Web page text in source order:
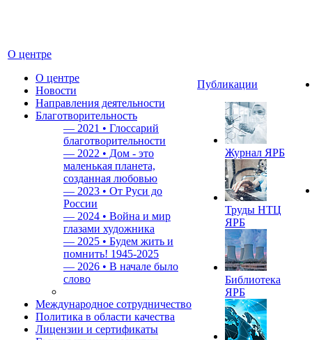
О центре
О центре
Новости
Направления деятельности
Благотворительность
— 2021 • Глоссарий
благотворительности
— 2022 • Дом - это
маленькая планета,
созданная любовью
— 2023 • От Руси до
России
— 2024 • Война и мир
глазами художника
— 2025 • Будем жить и
помнить! 1945-2025
— 2026 • В начале было
слово
Международное сотрудничество
Политика в области качества
Лицензии и сертификаты
Публикации
Журнал ЯРБ
Труды НТЦ
ЯРБ
Библиотека
ЯРБ